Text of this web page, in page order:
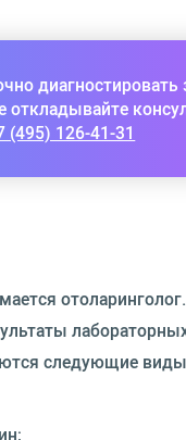
откладывайте
(495) 126-41-31
следующие